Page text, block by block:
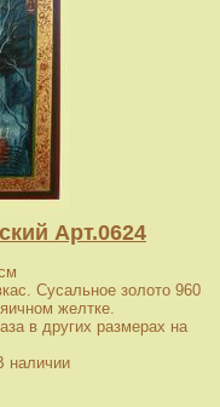
Арт.0624
Сусальное золото 960
желтке.
в других размерах на
наличии